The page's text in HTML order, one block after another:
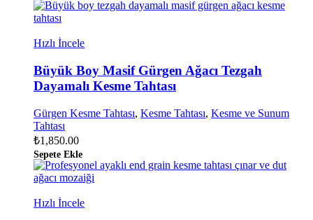
Hızlı İncele
Büyük Boy Masif Gürgen Ağacı Tezgah
Dayamalı Kesme Tahtası
Gürgen Kesme Tahtası, Kesme Tahtası, Kesme ve Sunum
Tahtası
₺1,850.00
Sepete Ekle
Hızlı İncele